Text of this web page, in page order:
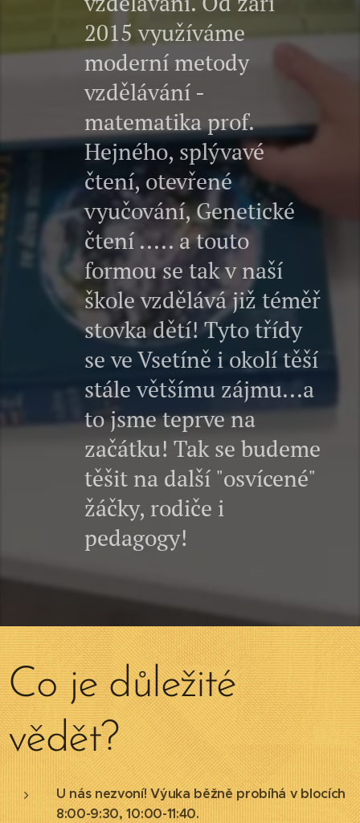
2015 využíváme
moderní metody
vzdělávání -
matematika prof.
Hejného, splývavé
čtení, otevřené
vyučování, Genetické
čtení ..... a touto
formou se tak v naší
škole vzdělává již téměř
stovka dětí! Tyto třídy
se ve Vsetíně i okolí těší
stále většímu zájmu...a
to jsme teprve na
začátku! Tak se budeme
těšit na další "osvícené"
žáčky, rodiče i
pedagogy!
Co je důležité
vědět?
U nás nezvoní! Výuka běžně probíhá v blocích
8:00-9:30, 10:00-11:40.